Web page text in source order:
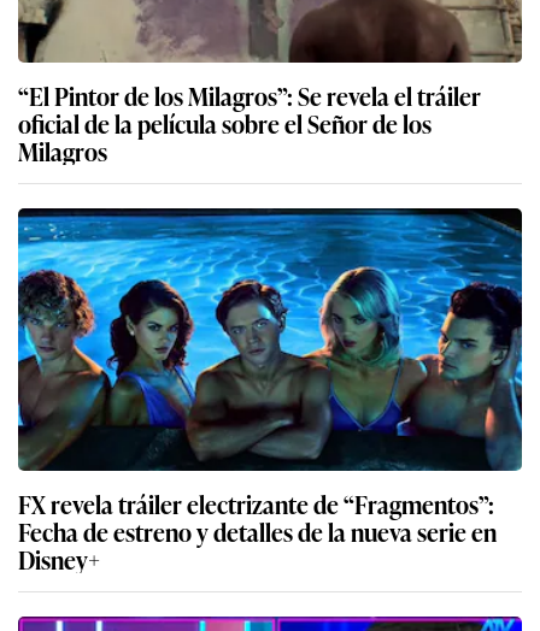
“El Pintor de los Milagros”: Se revela el tráiler
oficial de la película sobre el Señor de los
Milagros
FX revela tráiler electrizante de “Fragmentos”:
Fecha de estreno y detalles de la nueva serie en
Disney+